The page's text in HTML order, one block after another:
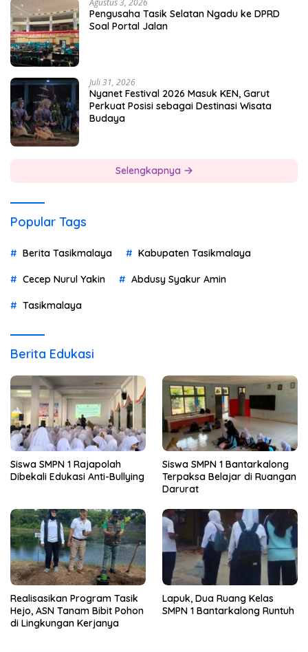
Agustus 3, 2026
Pengusaha Tasik Selatan Ngadu ke DPRD
Soal Portal Jalan
Juli 31, 2026
Nyanet Festival 2026 Masuk KEN, Garut
Perkuat Posisi sebagai Destinasi Wisata
Budaya
Selengkapnya
Popular Tags
Berita Tasikmalaya Kabupaten Tasikmalaya
Cecep Nurul Yakin Abdusy Syakur Amin
Tasikmalaya
Berita Edukasi
Siswa SMPN 1 Rajapolah
Dibekali Edukasi Anti-Bullying
Siswa SMPN 1 Bantarkalong
Terpaksa Belajar di Ruangan
Darurat
Realisasikan Program Tasik
Hejo, ASN Tanam Bibit Pohon
di Lingkungan Kerjanya
Lapuk, Dua Ruang Kelas
SMPN 1 Bantarkalong Runtuh